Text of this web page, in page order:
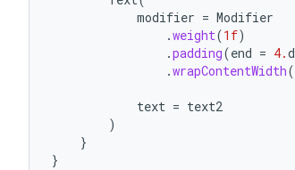
modifier = Modifier
.weight(1f)
.padding(end = 4.
.wrapContentWidth(
text = text2
)
}
}